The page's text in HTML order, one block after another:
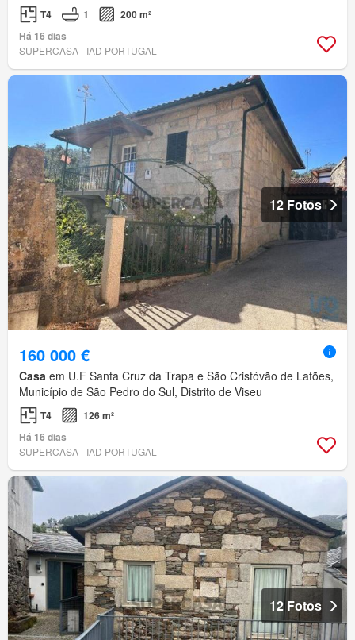
T4 1
200 m²
Há 16 dias
SUPERCASA - IAD PORTUGAL
12 Fotos
160 000 €
Casa em U.F Santa Cruz da Trapa e São Cristóvão de Lafões,
Município de São Pedro do Sul, Distrito de Viseu
T4
126 m²
Há 16 dias
SUPERCASA - IAD PORTUGAL
12 Fotos